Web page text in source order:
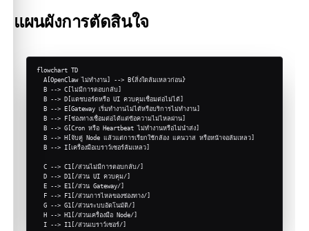
แผนผังการตัดสินใจ
flowchart TD
  I --> I1[/ส่วนเบราว์เซอร์/]